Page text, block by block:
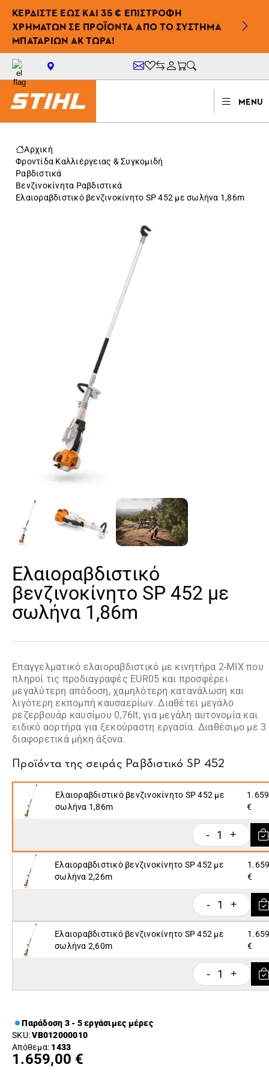
ΚΕΡΔΙΣΤΕ ΕΩΣ ΚΑΙ 35 € ΕΠΙΣΤΡΟΦΗ
ΧΡΗΜΑΤΩΝ ΣΕ ΠΡΟΪΟΝΤΑ ΑΠΟ ΤΟ ΣΥΣΤΗΜΑ
ΜΠΑΤΑΡΙΩΝ AK ΤΩΡΑ!
MENU
Αρχική
Φροντίδα Καλλιέργειας & Συγκομιδή
Ραβδιστικά
Βενζινοκίνητα Ραβδιστικά
Ελαιοραβδιστικό βενζινοκίνητο SP 452 με σωλήνα 1,86m
Ελαιοραβδιστικό
βενζινοκίνητο SP 452 με
σωλήνα 1,86m
Επαγγελματικό ελαιοραβδιστικό με κινητήρα 2-ΜΙΧ που
πληροί τις προδιαγραφές EUR05 και προσφέρει
μεγαλύτερη απόδοση, χαμηλότερη κατανάλωση και
λιγότερη εκπομπή καυσαερίων. Διαθέτει μεγάλο
ρεζερβουάρ καυσίμου 0,76lt, για μεγάλη αυτονομία και
ειδικό αορτήρα για ξεκούραστη εργασία. Διαθέσιμο με 3
διαφορετικά μήκη άξονα.
Προϊόντα της σειράς Ραβδιστικό SP 452
Ελαιοραβδιστικό βενζινοκίνητο SP 452 με
σωλήνα 1,86m
€
- 1 +
Ελαιοραβδιστικό βενζινοκίνητο SP 452 με
σωλήνα 2,26m
€
- 1 +
Ελαιοραβδιστικό βενζινοκίνητο SP 452 με
σωλήνα 2,60m
€
- 1 +
Παράδοση 3 - 5 εργάσιμες μέρες
SKU:VB012000010
Απόθεμα: 1433
1.659,00 €